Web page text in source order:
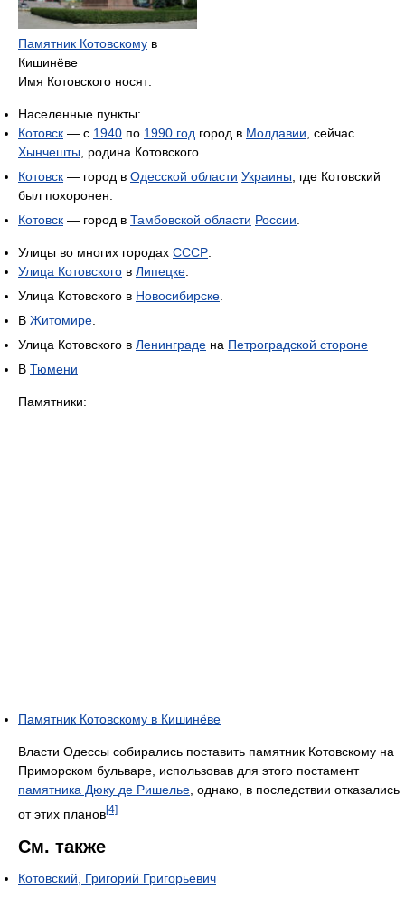
Памятник Котовскому в
Кишинёве
Имя Котовского носят:
Населенные пункты:
Котовск — с 1940 по 1990 год город в Молдавии, сейчас
Хынчешты, родина Котовского.
Котовск — город в Одесской области Украины, где Котовский
был похоронен.
Котовск — город в Тамбовской области России.
Улицы во многих городах СССР:
Улица Котовского в Липецке.
Улица Котовского в Новосибирске.
В Житомире.
Улица Котовского в Ленинграде на Петроградской стороне
В Тюмени
Памятники:
Памятник Котовскому в Кишинёве
Власти Одессы собирались поставить памятник Котовскому на
Приморском бульваре, использовав для этого постамент
памятника Дюку де Ришелье, однако, в последствии отказались
от этих планов[4]
См. также
Котовский, Григорий Григорьевич